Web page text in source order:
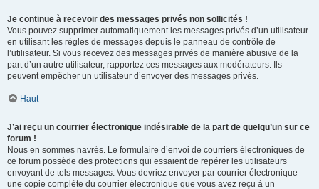
Je continue à recevoir des messages privés non sollicités !
Vous pouvez supprimer automatiquement les messages privés d’un utilisateur
en utilisant les règles de messages depuis le panneau de contrôle de
l’utilisateur. Si vous recevez des messages privés de manière abusive de la
part d’un autre utilisateur, rapportez ces messages aux modérateurs. Ils
peuvent empêcher un utilisateur d’envoyer des messages privés.
Haut
J’ai reçu un courrier électronique indésirable de la part de quelqu’un sur ce
forum !
Nous en sommes navrés. Le formulaire d’envoi de courriers électroniques de
ce forum possède des protections qui essaient de repérer les utilisateurs
envoyant de tels messages. Vous devriez envoyer par courrier électronique
une copie complète du courrier électronique que vous avez reçu à un